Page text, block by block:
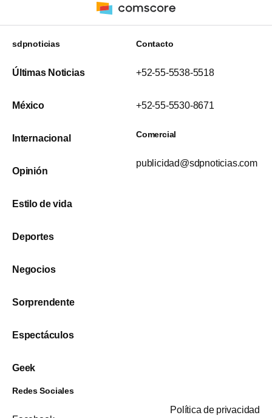
sdpnoticias
Últimas Noticias
México
Internacional
Opinión
Estilo de vida
Deportes
Negocios
Sorprendente
Espectáculos
Geek
Contacto
+52-55-5538-5518
+52-55-5530-8671
Comercial
publicidad@sdpnoticias.com
Redes Sociales
Política de privacidad